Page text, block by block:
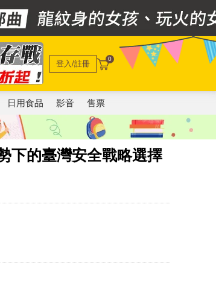
登入/註冊 0
日用食品 影音 售票
下的臺灣安全戰略選擇